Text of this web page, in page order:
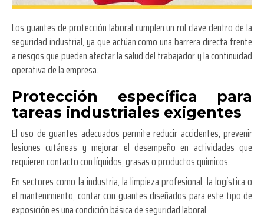
Los guantes de protección laboral cumplen un rol clave dentro de la
seguridad industrial, ya que actúan como una barrera directa frente
a riesgos que pueden afectar la salud del trabajador y la continuidad
operativa de la empresa.
Protección específica para
tareas industriales exigentes
El uso de guantes adecuados permite reducir accidentes, prevenir
lesiones cutáneas y mejorar el desempeño en actividades que
requieren contacto con líquidos, grasas o productos químicos.
En sectores como la industria, la limpieza profesional, la logística o
el mantenimiento, contar con guantes diseñados para este tipo de
exposición es una condición básica de seguridad laboral.